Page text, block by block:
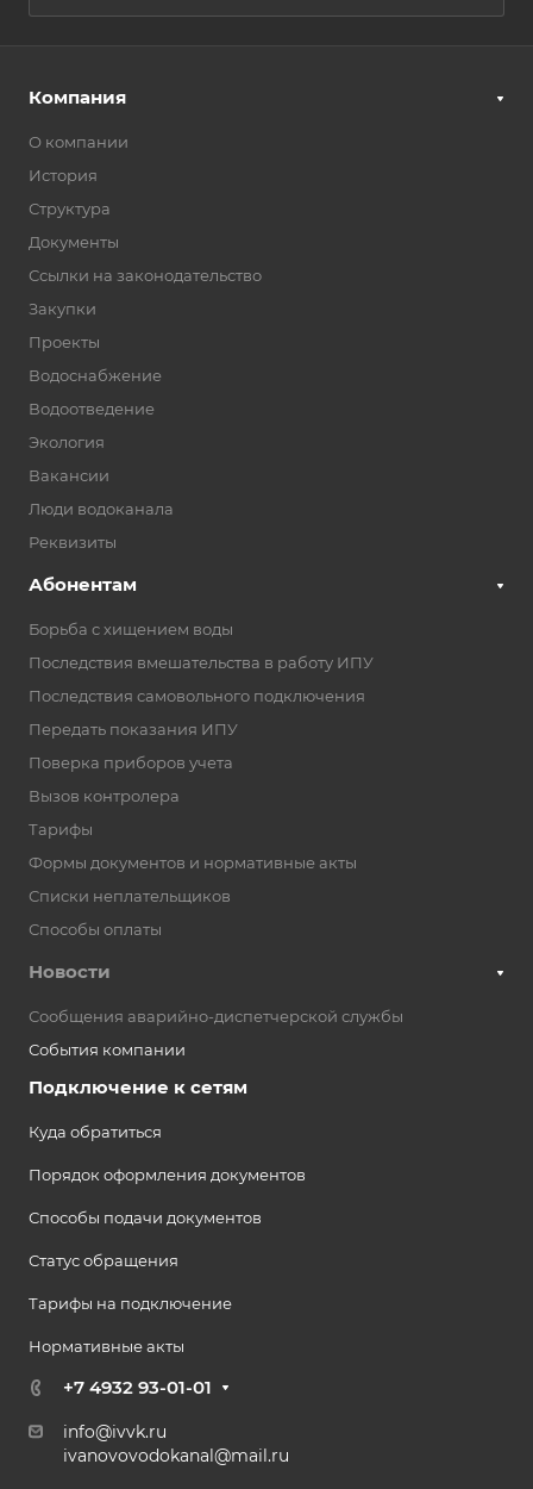
Компания
О компании
История
Структура
Документы
Ссылки на законодательство
Закупки
Проекты
Водоснабжение
Водоотведение
Экология
Вакансии
Люди водоканала
Реквизиты
Абонентам
Борьба с хищением воды
Последствия вмешательства в работу ИПУ
Последствия самовольного подключения
Передать показания ИПУ
Поверка приборов учета
Вызов контролера
Тарифы
Формы документов и нормативные акты
Списки неплательщиков
Способы оплаты
Новости
Сообщения аварийно-диспетчерской службы
События компании
Подключение к сетям
Куда обратиться
Порядок оформления документов
Способы подачи документов
Статус обращения
Тарифы на подключение
Нормативные акты
+7 4932 93-01-01
info@ivvk.ru
ivanovovodokanal@mail.ru